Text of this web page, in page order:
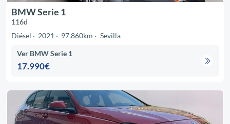
BMW Serie 1
116d
Diésel
2021 97.860km Sevilla
Ver BMW Serie 1
17.990€